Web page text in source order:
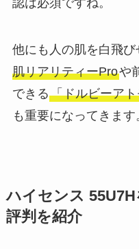
認は必須ですね。
他にも人の肌を白飛
肌リアリティーProや
できる「ドルビーア
も重要になってきます
ハイセンス 55U7H
評判を紹介